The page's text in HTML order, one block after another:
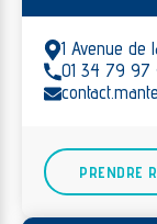
1 Avenue de
01 34 79 97
PRENDRE